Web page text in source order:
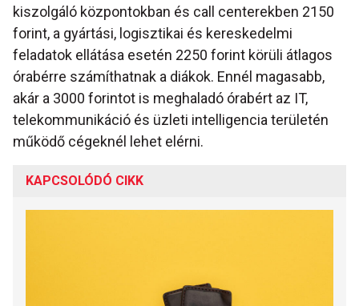
kiszolgáló központokban és call centerekben 2150
forint, a gyártási, logisztikai és kereskedelmi
feladatok ellátása esetén 2250 forint körüli átlagos
órabérre számíthatnak a diákok. Ennél magasabb,
akár a 3000 forintot is meghaladó órabért az IT,
telekommunikáció és üzleti intelligencia területén
működő cégeknél lehet elérni.
KAPCSOLÓDÓ CIKK